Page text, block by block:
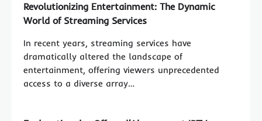
Revolutionizing Entertainment: The Dynamic
World of Streaming Services
In recent years, streaming services have
dramatically altered the landscape of
entertainment, offering viewers unprecedented
access to a diverse array…